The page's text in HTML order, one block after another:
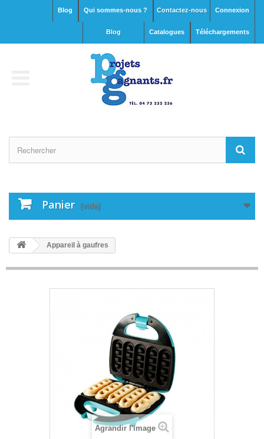
Connexion
Contactez-nous
Qui sommes-nous ?
Blog
Téléchargements
Catalogues
blog
Panier (vide)
Appareil à gaufres
Agrandir l'image